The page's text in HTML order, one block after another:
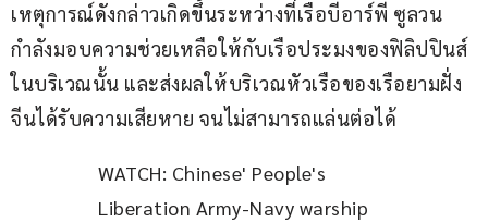
เหตุการณ์ดังกล่าวเกิดขึ้นระหว่างที่เรือบีอาร์พี ซูลวน
กำลังมอบความช่วยเหลือให้กับเรือประมงของฟิลิปปินส์
ในบริเวณนั้น และส่งผลให้บริเวณหัวเรือของเรือยามฝั่ง
จีนได้รับความเสียหาย จนไม่สามารถแล่นต่อได้
WATCH: Chinese' People's
Liberation Army-Navy warship